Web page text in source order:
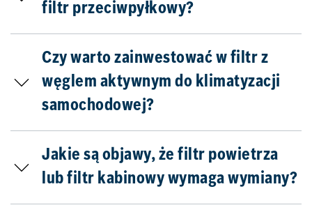
filtr przeciwpyłkowy?
Czy warto zainwestować w filtr z
węglem aktywnym do klimatyzacji
samochodowej?
Jakie są objawy, że filtr powietrza
lub filtr kabinowy wymaga wymiany?